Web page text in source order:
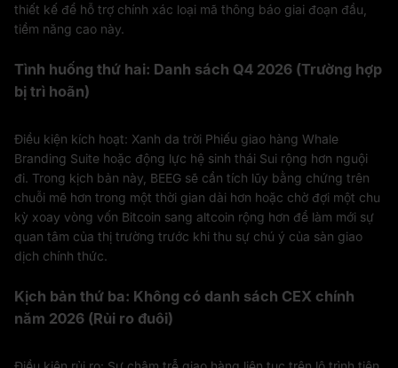
thiết kế để hỗ trợ chính xác loại mã thông báo giai đoạn đầu,
tiềm năng cao này.
Tình huống thứ hai: Danh sách Q4 2026 (Trường hợp
bị trì hoãn)
Điều kiện kích hoạt: Xanh da trời Phiếu giao hàng Whale
Branding Suite hoặc động lực hệ sinh thái Sui rộng hơn nguội
đi. Trong kịch bản này, BEEG sẽ cần tích lũy bằng chứng trên
chuỗi mẽ hơn trong một thời gian dài hơn hoặc chờ đợi một chu
kỳ xoay vòng vốn Bitcoin sang altcoin rộng hơn để làm mới sự
quan tâm của thị trường trước khi thu sự chú ý của sàn giao
dịch chính thức.
Kịch bản thứ ba: Không có danh sách CEX chính
năm 2026 (Rủi ro đuôi)